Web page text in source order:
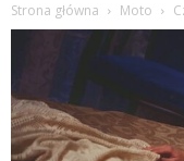
Strona główna Moto